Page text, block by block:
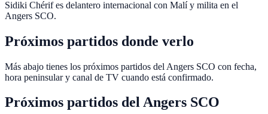
Sidiki Chérif es delantero internacional con Malí y milita en el
Angers SCO.
Próximos partidos donde verlo
Más abajo tienes los próximos partidos del Angers SCO con fecha,
hora peninsular y canal de TV cuando está confirmado.
Próximos partidos delAngers SCO